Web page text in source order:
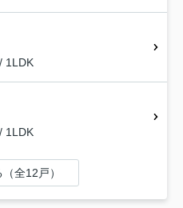
1LDK
1LDK
全12戸）